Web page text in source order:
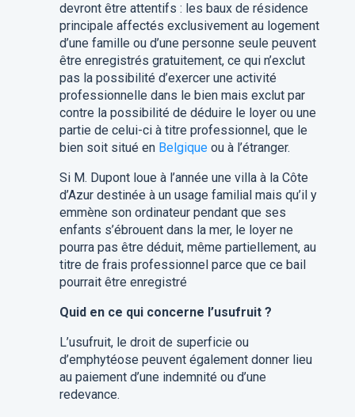
devront être attentifs : les baux de résidence
principale affectés exclusivement au logement
d’une famille ou d’une personne seule peuvent
être enregistrés gratuitement, ce qui n’exclut
pas la possibilité d’exercer une activité
professionnelle dans le bien mais exclut par
contre la possibilité de déduire le loyer ou une
partie de celui-ci à titre professionnel, que le
bien soit situé en Belgiqueou à l’étranger.
Si M. Dupont loue à l’année une villa à la Côte
d’Azur destinée à un usage familial mais qu’il y
emmène son ordinateur pendant que ses
enfants s’ébrouent dans la mer, le loyer ne
pourra pas être déduit, même partiellement, au
titre de frais professionnel parce que ce bail
pourrait être enregistré
Quid en ce qui concerne l’usufruit ?
L’usufruit, le droit de superficie ou
d’emphytéose peuvent également donner lieu
au paiement d’une indemnité ou d’une
redevance.